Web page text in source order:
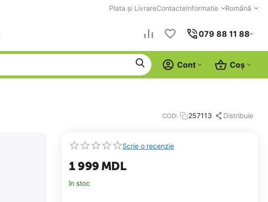
Plata și LivrareContacteInformatie Română
079 88 11 88
Coș
Cont
COD: 257113 Distribuie
Scrie o recenzie
1 999 MDL
în stoc